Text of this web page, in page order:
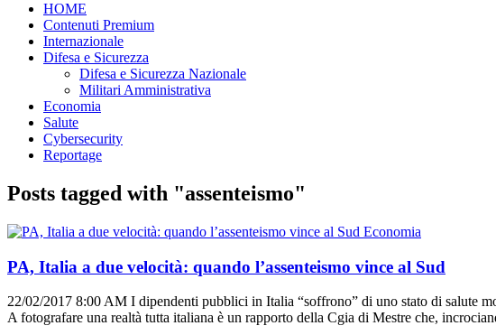
HOME
Contenuti Premium
Internazionale
Difesa e Sicurezza
Difesa e Sicurezza Nazionale
Militari Amministrativa
Economia
Salute
Cybersecurity
Reportage
Posts tagged with "assenteismo"
Economia
PA, Italia a due velocità: quando l’assenteismo vince al Sud
22/02/2017 8:00 AM I dipendenti pubblici in Italia “soffrono” di uno stato di salute
A fotografare una realtà tutta italiana è un rapporto della Cgia di Mestre che,